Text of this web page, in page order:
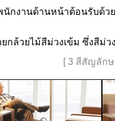
นักงานด้านหน้าต้อนรับด้ว
ยกล้วยไม้สีม่วงเข้ม ซึ่งสีม่
[ 3 สีสัญลัก